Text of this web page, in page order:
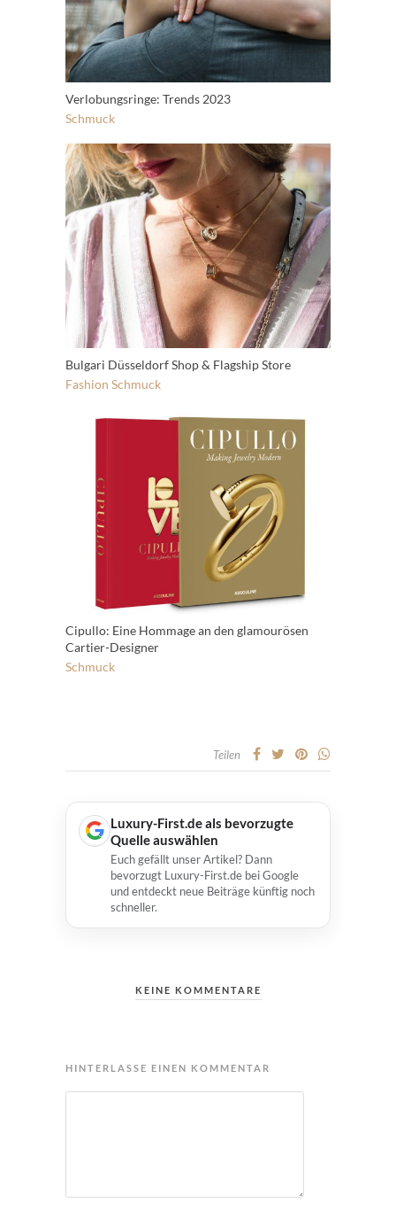
Verlobungsringe: Trends 2023
Schmuck
Bulgari Düsseldorf Shop & Flagship Store
Fashion Schmuck
Cipullo: Eine Hommage an den glamourösen
Cartier-Designer
Schmuck
Teilen
Luxury-First.de als bevorzugte
Quelle auswählen
Euch gefällt unser Artikel? Dann
bevorzugt Luxury-First.de bei Google
und entdeckt neue Beiträge künftig noch
schneller.
KEINE KOMMENTARE
HINTERLASSE EINEN KOMMENTAR